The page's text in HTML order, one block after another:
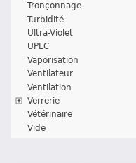
Tronçonnage
Turbidité
Ultra-Violet
UPLC
Vaporisation
Ventilateur
Ventilation
Verrerie
Vétérinaire
Vide